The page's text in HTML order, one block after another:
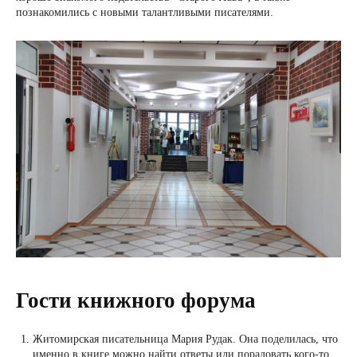
познакомились с новыми талантливыми писателями.
Гости книжного форума
Житомирская писательница Мария Рудак. Она поделилась, что
именно в книге можно найти ответы или порадовать кого-то